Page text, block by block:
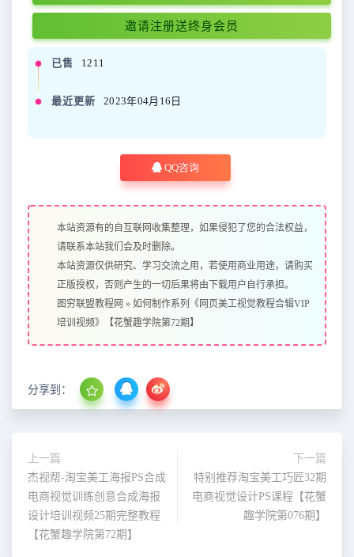
邀请注册送终身会员
已售 1211
最近更新 2023年04月16日
QQ咨询
本站资源有的自互联网收集整理，如果侵犯了您的合法权益，
请联系本站我们会及时删除。
本站资源仅供研究、学习交流之用，若使用商业用途，请购买
正版授权，否则产生的一切后果将由下载用户自行承担。
图穷联盟教程网 » 如何制作系列《网页美工视觉教程合辑VIP
培训视频》【花蟹趣学院第72期】
分享到：
上一篇
杰视帮-淘宝美工海报PS合成
电商视觉训练创意合成海报
设计培训视频25期完整教程
【花蟹趣学院第72期】
下一篇
特别推荐淘宝美工巧匠32期
电商视觉设计PS课程【花蟹
趣学院第076期】